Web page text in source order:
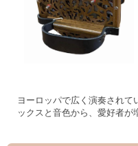
ヨーロッパで広く演奏され
ックスと音色から、愛好者が